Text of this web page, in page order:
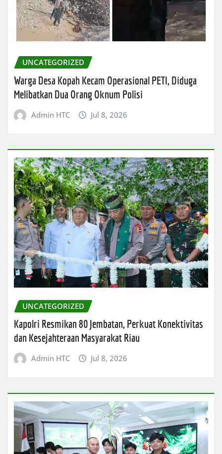
UNCATEGORIZED
Warga Desa Kopah Kecam Operasional PETI, Diduga
Melibatkan Dua Orang Oknum Polisi
Admin HTC Jul 8, 2026
UNCATEGORIZED
Kapolri Resmikan 80 Jembatan, Perkuat Konektivitas
dan Kesejahteraan Masyarakat Riau
Admin HTC Jul 8, 2026